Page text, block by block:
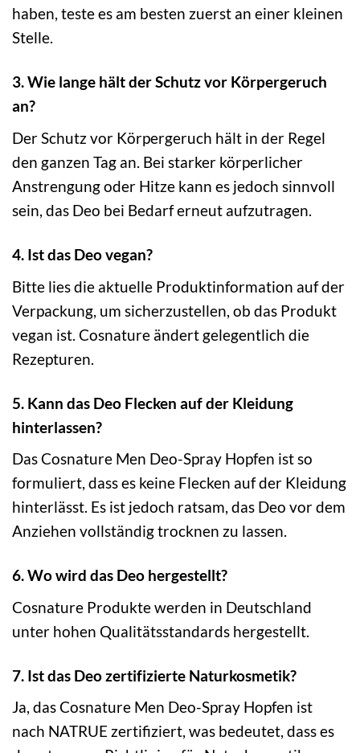
haben, teste es am besten zuerst an einer kleinen
Stelle.
3. Wie lange hält der Schutz vor Körpergeruch
an?
Der Schutz vor Körpergeruch hält in der Regel
den ganzen Tag an. Bei starker körperlicher
Anstrengung oder Hitze kann es jedoch sinnvoll
sein, das Deo bei Bedarf erneut aufzutragen.
4. Ist das Deo vegan?
Bitte lies die aktuelle Produktinformation auf der
Verpackung, um sicherzustellen, ob das Produkt
vegan ist. Cosnature ändert gelegentlich die
Rezepturen.
5. Kann das Deo Flecken auf der Kleidung
hinterlassen?
Das Cosnature Men Deo-Spray Hopfen ist so
formuliert, dass es keine Flecken auf der Kleidung
hinterlässt. Es ist jedoch ratsam, das Deo vor dem
Anziehen vollständig trocknen zu lassen.
6. Wo wird das Deo hergestellt?
Cosnature Produkte werden in Deutschland
unter hohen Qualitätsstandards hergestellt.
7. Ist das Deo zertifizierte Naturkosmetik?
Ja, das Cosnature Men Deo-Spray Hopfen ist
nach NATRUE zertifiziert, was bedeutet, dass es